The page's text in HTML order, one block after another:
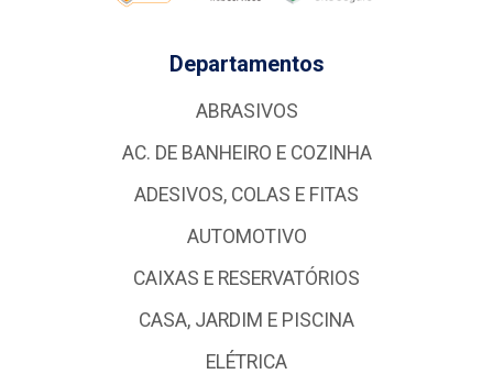
Departamentos
ABRASIVOS
AC. DE BANHEIRO E COZINHA
ADESIVOS, COLAS E FITAS
AUTOMOTIVO
CAIXAS E RESERVATÓRIOS
CASA, JARDIM E PISCINA
ELÉTRICA